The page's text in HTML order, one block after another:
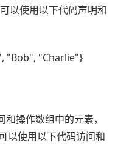
以使用以下代码声明和
"Bob", "Charlie"}
操作数组中的元素，
以使用以下代码访问和